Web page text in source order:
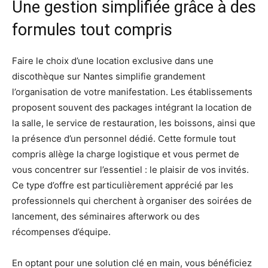
Une gestion simplifiée grâce à des
formules tout compris
Faire le choix d’une location exclusive dans une
discothèque sur Nantes simplifie grandement
l’organisation de votre manifestation. Les établissements
proposent souvent des packages intégrant la location de
la salle, le service de restauration, les boissons, ainsi que
la présence d’un personnel dédié. Cette formule tout
compris allège la charge logistique et vous permet de
vous concentrer sur l’essentiel : le plaisir de vos invités.
Ce type d’offre est particulièrement apprécié par les
professionnels qui cherchent à organiser des soirées de
lancement, des séminaires afterwork ou des
récompenses d’équipe.
En optant pour une solution clé en main, vous bénéficiez